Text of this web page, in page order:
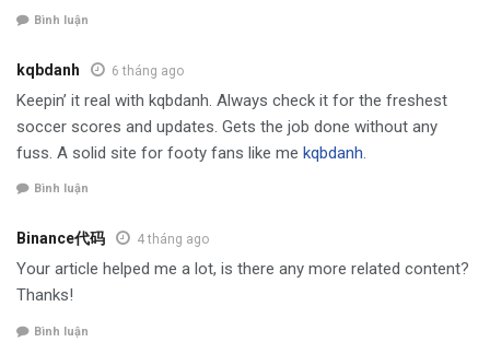
Bình luận
kqbdanh 6 tháng ago
Keepin’ it real with kqbdanh. Always check it for the freshest
soccer scores and updates. Gets the job done without any
fuss. A solid site for footy fans like me kqbdanh.
Bình luận
Binance代码 4 tháng ago
Your article helped me a lot, is there any more related content?
Thanks!
Bình luận